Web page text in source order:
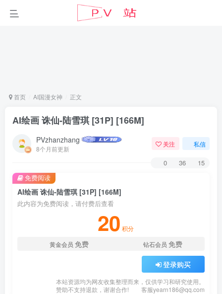
首页 AI国漫女神 正文
AI绘画 诛仙-陆雪琪 [31P] [166M]
PVzhanzhang
8个月前更新
关注 私信
0 36 15
AI绘画 诛仙-陆雪琪 [31P] [166M]
此内容为免费阅读，请付费后查看
20 积分
黄金会员 免费 钻石会员 免费
登录购买
本站资源均为网友收集整理而来，仅供学习和研究使用。
赞助不支持退款，谢谢合作!
客服yearn186@qq.com
免费阅读